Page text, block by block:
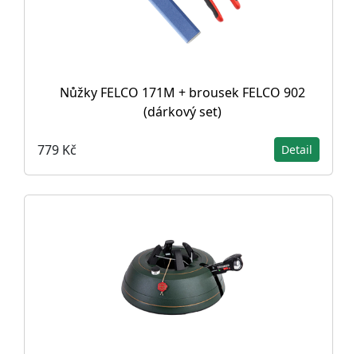
Nůžky FELCO 171M + brousek FELCO 902
(dárkový set)
779 Kč Detail